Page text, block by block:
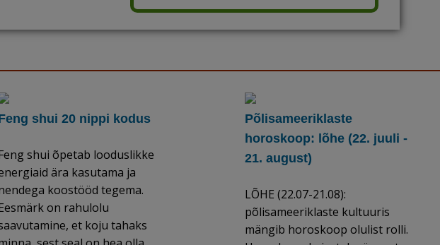
shui 20 nippi kodus
shui õpetab looduslikke
ära kasutama ja
koostööd tegema.
on rahulolu
et koju tahaks
Põlisameeriklaste
horoskoop: lõhe (22. juuli -
21. august)
LÕHE (22.07-21.08):
põlisameeriklaste kultuuris
mängib horoskoop olulist rolli.